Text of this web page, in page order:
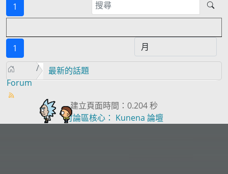
1
1
Forum
最新的話題
建立頁面時間：0.204 秒
討論區核心： Kunena 論壇